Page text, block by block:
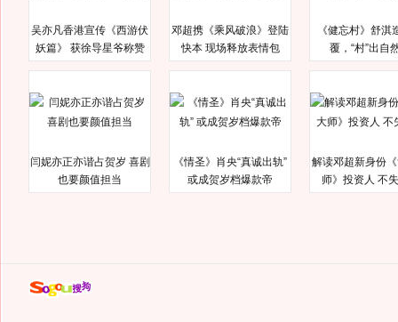
吴亦凡香港宣传《西游伏
妖篇》 获徐导星爷称赞
邓超携《乘风破浪》登陆
快本 现场释放表情包
《健忘村》舒淇
覆，“村”出自
闫妮亦正亦谐占贺岁 喜剧
也要颜值担当
《情圣》肖央“真诚出轨”
或成贺岁档爆款帝
解读邓超新身份
师》投资人 不